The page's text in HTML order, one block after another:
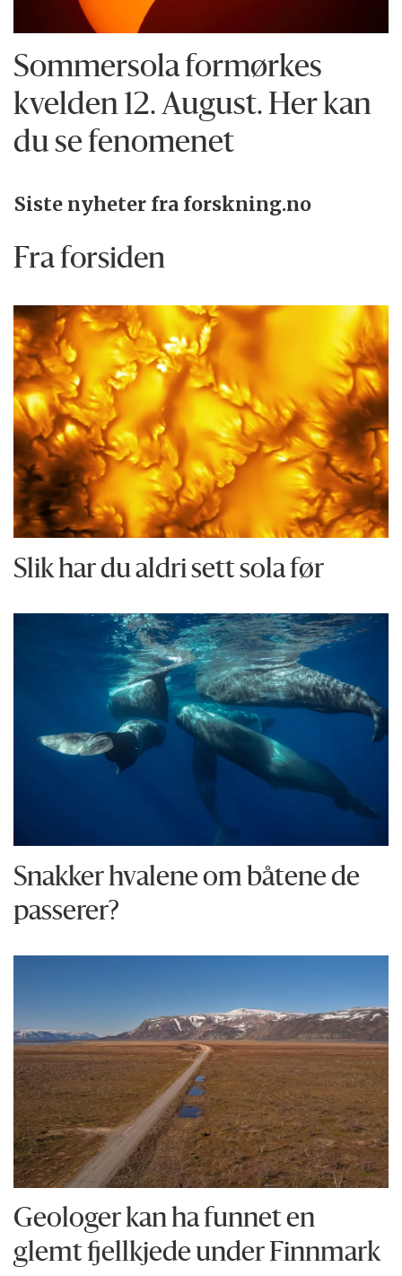
Sommersola formørkes
kvelden 12. August. Her kan
du se fenomenet
Siste nyheter fra forskning.no
Fra forsiden
Slik har du aldri sett sola før
Snakker hvalene om båtene de
passerer?
Geologer kan ha funnet en
glemt fjellkjede under Finnmark